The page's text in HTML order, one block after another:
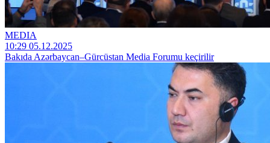
MEDIA
10:29 05.12.2025
Bakıda Azərbaycan–Gürcüstan Media Forumu keçirilir